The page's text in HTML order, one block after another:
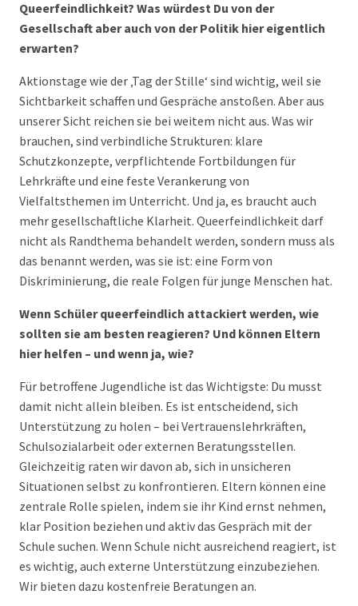
Queerfeindlichkeit? Was würdest Du von der
Gesellschaft aber auch von der Politik hier eigentlich
erwarten?
Aktionstage wie der ‚Tag der Stille‘ sind wichtig, weil sie
Sichtbarkeit schaffen und Gespräche anstoßen. Aber aus
unserer Sicht reichen sie bei weitem nicht aus. Was wir
brauchen, sind verbindliche Strukturen: klare
Schutzkonzepte, verpflichtende Fortbildungen für
Lehrkräfte und eine feste Verankerung von
Vielfaltsthemen im Unterricht. Und ja, es braucht auch
mehr gesellschaftliche Klarheit. Queerfeindlichkeit darf
nicht als Randthema behandelt werden, sondern muss als
das benannt werden, was sie ist: eine Form von
Diskriminierung, die reale Folgen für junge Menschen hat.
Wenn Schüler queerfeindlich attackiert werden, wie
sollten sie am besten reagieren? Und können Eltern
hier helfen – und wenn ja, wie?
Für betroffene Jugendliche ist das Wichtigste: Du musst
damit nicht allein bleiben. Es ist entscheidend, sich
Unterstützung zu holen – bei Vertrauenslehrkräften,
Schulsozialarbeit oder externen Beratungsstellen.
Gleichzeitig raten wir davon ab, sich in unsicheren
Situationen selbst zu konfrontieren. Eltern können eine
zentrale Rolle spielen, indem sie ihr Kind ernst nehmen,
klar Position beziehen und aktiv das Gespräch mit der
Schule suchen. Wenn Schule nicht ausreichend reagiert, ist
es wichtig, auch externe Unterstützung einzubeziehen.
Wir bieten dazu kostenfreie Beratungen an.